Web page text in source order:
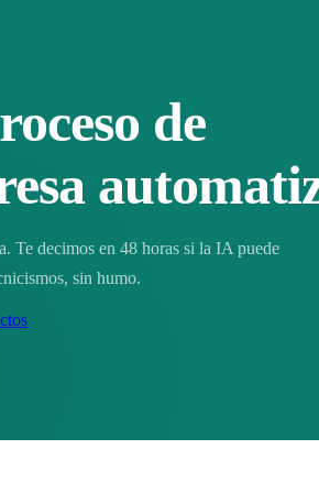
de
Te decimos en 48 horas si la IA puede
sin humo.